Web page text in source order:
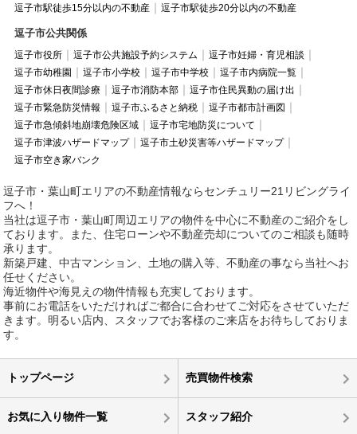
逗子市駅徒歩15分以内の不動産
逗子市駅徒歩20分以内の不動産
逗子市公共関係
逗子市役所 逗子市公共施設予約システム
逗子市妊婦・育児相談
逗子市幼稚園
逗子市小学校 逗子市中学校
逗子市内病院一覧
逗子市休日夜間診療
逗子市消防本部
逗子市住民異動の届け出
逗子市緊急防災情報
逗子市ふるさと納税
逗子市都市計画図
逗子市急傾斜地崩壊危険区域
逗子市宅地防災について
逗子市津波ハザードマップ
逗子市土砂災害等ハザードマップ
逗子市空き家バンク
逗子市・葉山町エリアの不動産情報ならセンチュリー21リビングライ
フへ！
当社は逗子市・葉山町周辺エリアの物件を中心に不動産のご紹介をし
ております。また、住宅ローンや不動産売却についてのご相談も随時
承ります。
新築戸建、中古マンション、土地の購入等、不動産の事なら当社へお
任せください。
海近物件や海見えの物件情報も充実しております。
事前にお電話をいただければご都合に合わせてご対応をさせていただ
きます。明るい店内、スタッフでお客様のご来店をお待ちしておりま
す。
トップページ 売買物件検索
お気に入り物件一覧 スタッフ紹介